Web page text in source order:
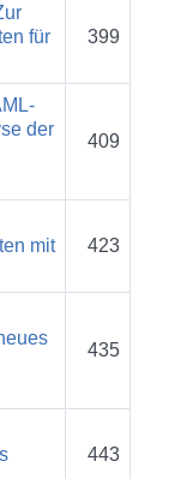
für
399
der
409
mit
423
435
443